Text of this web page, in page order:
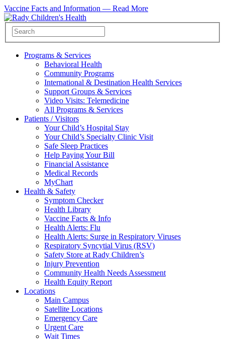
Vaccine Facts and Information — Read More
Programs & Services
Behavioral Health
Community Programs
International & Destination Health Services
Support Groups & Services
Video Visits: Telemedicine
All Programs & Services
Patients / Visitors
Your Child’s Hospital Stay
Your Child’s Specialty Clinic Visit
Safe Sleep Practices
Help Paying Your Bill
Financial Assistance
Medical Records
MyChart
Health & Safety
Symptom Checker
Health Library
Vaccine Facts & Info
Health Alerts: Flu
Health Alerts: Surge in Respiratory Viruses
Respiratory Syncytial Virus (RSV)
Safety Store at Rady Children’s
Injury Prevention
Community Health Needs Assessment
Health Equity Report
Locations
Main Campus
Satellite Locations
Emergency Care
Urgent Care
Wait Times